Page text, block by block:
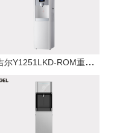
安吉尔 安吉尔Y1251LKD-ROM重庆直饮机反渗透